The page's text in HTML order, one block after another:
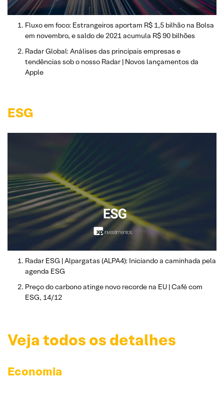
Fluxo em foco: Estrangeiros aportam R$ 1,5 bilhão na Bolsa
em novembro, e saldo de 2021 acumula R$ 90 bilhões
Radar Global: Análises das principais empresas e
tendências sob o nosso Radar | Novos lançamentos da
Apple
ESG
Radar ESG | Alpargatas (ALPA4): Iniciando a caminhada pela
agenda ESG
Preço do carbono atinge novo recorde na EU | Café com
ESG, 14/12
Veja todos os detalhes
Economia